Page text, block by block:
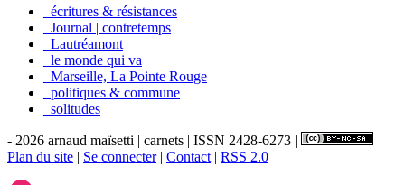
_écritures & résistances
_Journal | contretemps
_Lautréamont
_le monde qui va
_Marseille, La Pointe Rouge
_politiques & commune
_solitudes
- 2026 arnaud maïsetti | carnets | ISSN 2428-6273 |
Plan du site | Se connecter| Contact | RSS 2.0